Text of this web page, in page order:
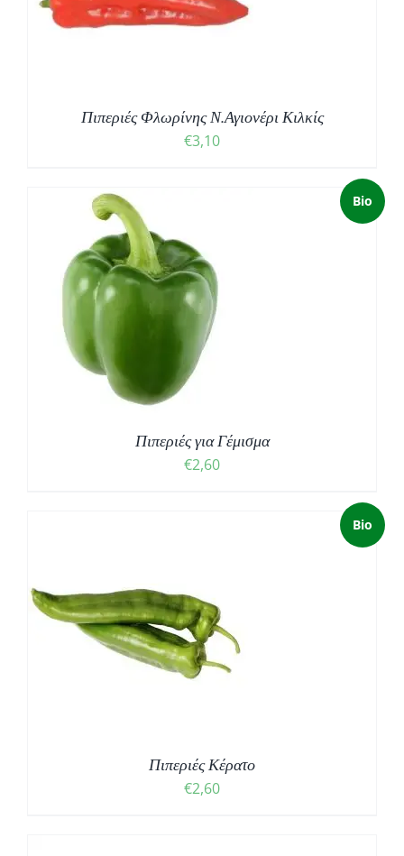
Πιπεριές Φλωρίνης Ν.Αγιονέρι Κιλκίς
€3,10
Bio
Πιπεριές για Γέμισμα
€2,60
Bio
Πιπεριές Κέρατο
€2,60